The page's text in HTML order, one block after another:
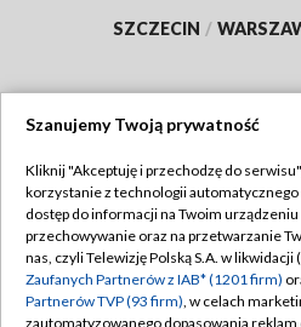
SZCZECIN /
TVP
Abonament TVP
Emisja w TVP
Centrum informacji TVP
Polityka
Moje
Szanujemy Twoją prywatność
Kliknij "Akceptuję i przechodzę do
korzystanie z technologii automatycznego
dostęp do informacji na Twoim
przechowywanie oraz na przetwarzanie
nas, czyli Telewizję Polską S.A. w likwidacji
Zaufanych Partnerów z IAB* (1201 firm)
Partnerów TVP (93 firm), w celach
zautomatyzowanego dopasowania